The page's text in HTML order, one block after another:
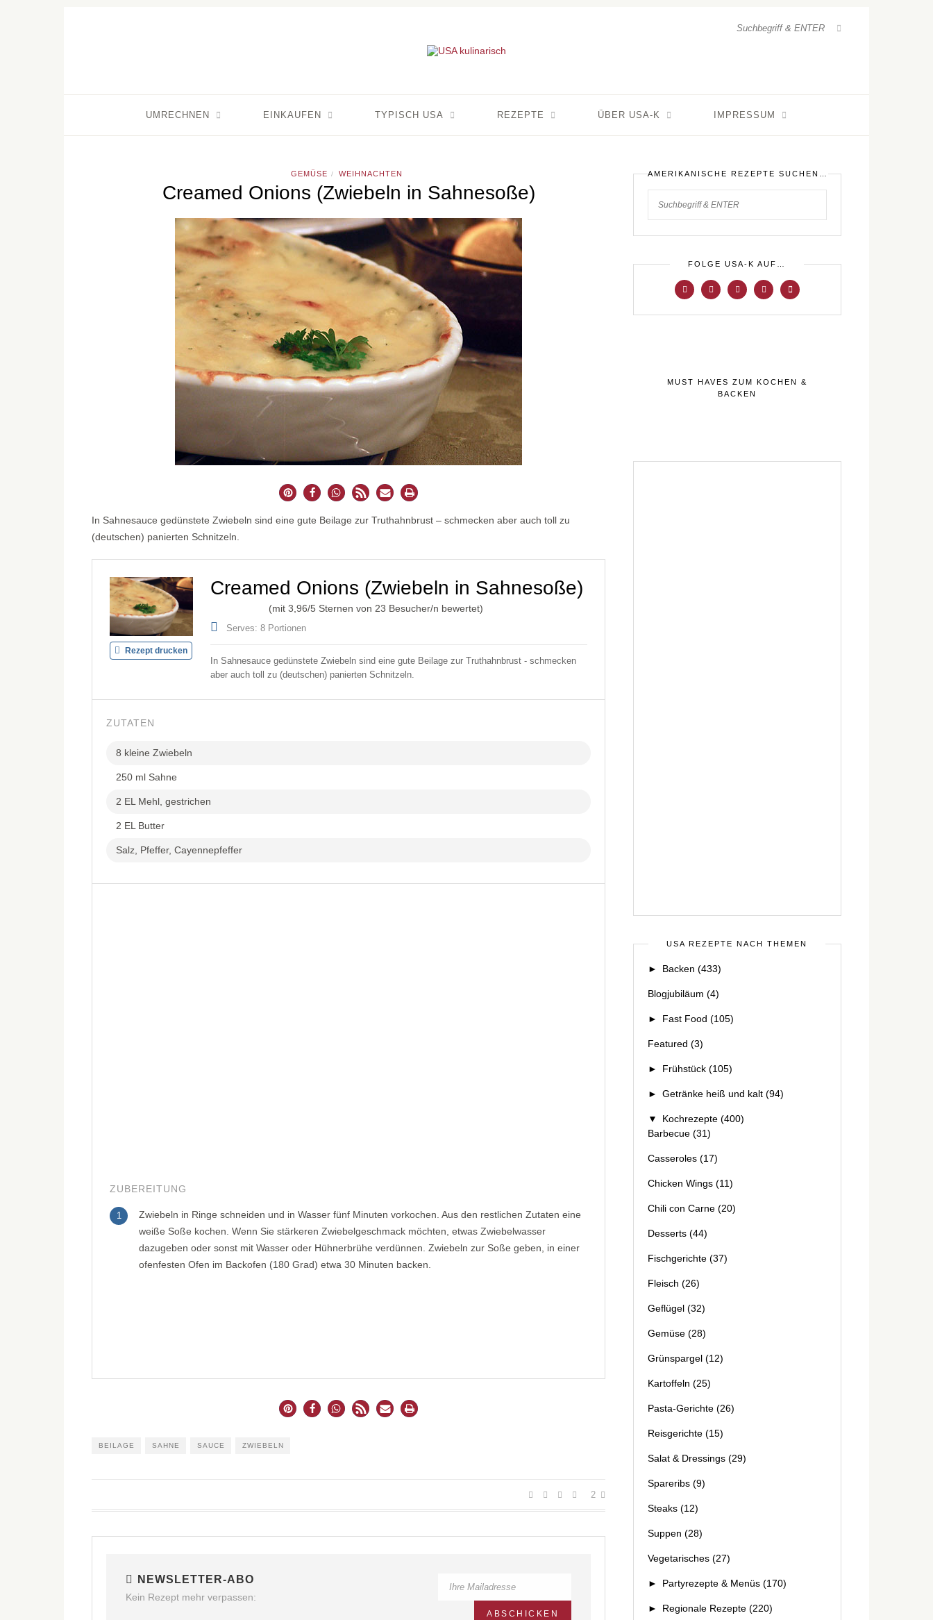
UMRECHNEN EINKAUFEN TYPISCH USA REZEPTE ÜBER USA-K IMPRESSUM
GEMÜSE / WEIHNACHTEN
Creamed Onions (Zwiebeln in Sahnesoße)
In Sahnesauce gedünstete Zwiebeln sind eine gute Beilage zur Truthahnbrust – schmecken aber auch toll zu
(deutschen) panierten Schnitzeln.
Rezept drucken
Creamed Onions (Zwiebeln in Sahnesoße)
(mit 3,96/5 Sternen von 23 Besucher/n bewertet)
Serves: 8 Portionen
In Sahnesauce gedünstete Zwiebeln sind eine gute Beilage zur Truthahnbrust - schmecken
aber auch toll zu (deutschen) panierten Schnitzeln.
ZUTATEN
8 kleine Zwiebeln
250 ml Sahne
2 EL Mehl, gestrichen
2 EL Butter
Salz, Pfeffer, Cayennepfeffer
ZUBEREITUNG
1
Zwiebeln in Ringe schneiden und in Wasser fünf Minuten vorkochen. Aus den restlichen Zutaten eine
weiße Soße kochen. Wenn Sie stärkeren Zwiebelgeschmack möchten, etwas Zwiebelwasser
dazugeben oder sonst mit Wasser oder Hühnerbrühe verdünnen. Zwiebeln zur Soße geben, in einer
ofenfesten Ofen im Backofen (180 Grad) etwa 30 Minuten backen.
BEILAGE SAHNE SAUCE ZWIEBELN
2
NEWSLETTER-ABO
Kein Rezept mehr verpassen:
AMERIKANISCHE REZEPTE SUCHEN…
FOLGE USA-K AUF…
MUST HAVES ZUM KOCHEN &
BACKEN
USA REZEPTE NACH THEMEN
► Backen (433)
Blogjubiläum (4)
► Fast Food (105)
Featured (3)
► Frühstück (105)
► Getränke heiß und kalt (94)
▼ Kochrezepte (400)
Barbecue (31)
Casseroles (17)
Chicken Wings (11)
Chili con Carne (20)
Desserts (44)
Fischgerichte (37)
Fleisch (26)
Geflügel (32)
Gemüse (28)
Grünspargel (12)
Kartoffeln (25)
Pasta-Gerichte (26)
Reisgerichte (15)
Salat & Dressings (29)
Spareribs (9)
Steaks (12)
Suppen (28)
Vegetarisches (27)
► Partyrezepte & Menüs (170)
► Regionale Rezepte (220)